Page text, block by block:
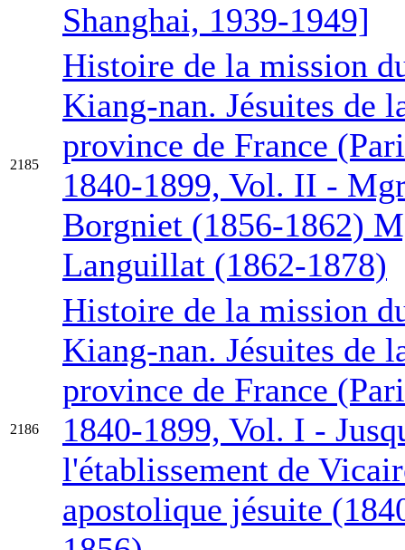
Shanghai, 1939-1949]
2185
Histoire de la mission
Kiang-nan. Jésuites de
province de France
1840-1899, Vol. II -
Borgniet (1856-1862)
Languillat (1862-1878)
2186
Histoire de la mission
Kiang-nan. Jésuites de
province de France
1840-1899, Vol. I -
l'établissement de
apostolique jésuite